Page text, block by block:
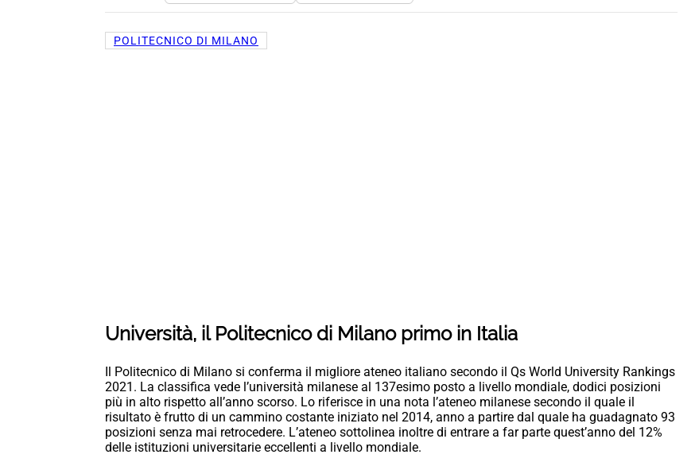
POLITECNICO DI MILANO
Università, il Politecnico di Milano primo in Italia
Il Politecnico di Milano si conferma il migliore ateneo italiano secondo il Qs World University Rankings
2021. La classifica vede l’università milanese al 137esimo posto a livello mondiale, dodici posizioni
più in alto rispetto all’anno scorso. Lo riferisce in una nota l’ateneo milanese secondo il quale il
risultato è frutto di un cammino costante iniziato nel 2014, anno a partire dal quale ha guadagnato 93
posizioni senza mai retrocedere. L’ateneo sottolinea inoltre di entrare a far parte quest’anno del 12%
delle istituzioni universitarie eccellenti a livello mondiale.